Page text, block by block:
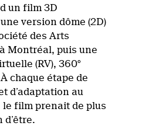
un film 3D
version dôme (2D)
des Arts
Montréal, puis une
(RV), 360°
chaque étape de
d’adaptation au
film prenait de plus
d’être.